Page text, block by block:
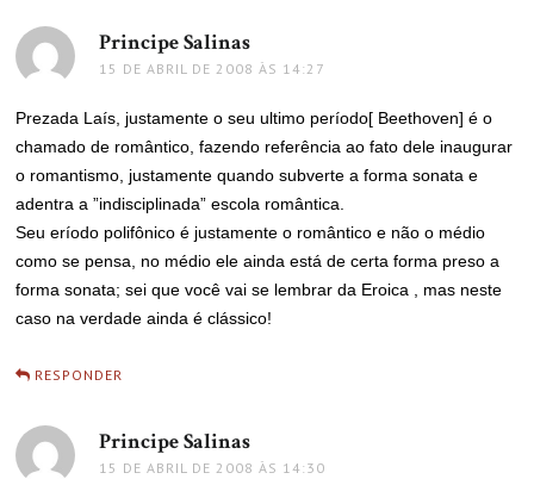
Principe Salinas
15 DE ABRIL DE 2008 ÀS 14:27
Prezada Laís, justamente o seu ultimo período[ Beethoven] é o
chamado de romântico, fazendo referência ao fato dele inaugurar
o romantismo, justamente quando subverte a forma sonata e
adentra a ”indisciplinada” escola romântica.
Seu eríodo polifônico é justamente o romântico e não o médio
como se pensa, no médio ele ainda está de certa forma preso a
forma sonata; sei que você vai se lembrar da Eroica , mas neste
caso na verdade ainda é clássico!
RESPONDER
Principe Salinas
15 DE ABRIL DE 2008 ÀS 14:30